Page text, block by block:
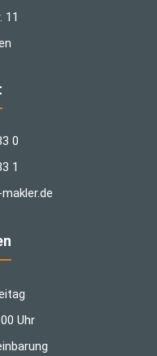
11
0
1
Uhr